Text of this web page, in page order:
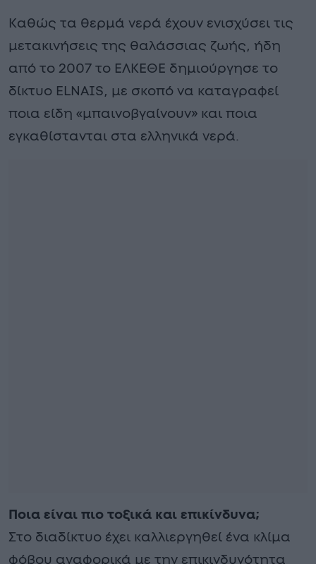
Καθώς τα θερμά νερά έχουν ενισχύσει τις
μετακινήσεις της θαλάσσιας ζωής, ήδη
από το 2007 το ΕΛΚΕΘΕ δημιούργησε το
δίκτυο ELNAIS, με σκοπό να καταγραφεί
ποια είδη «μπαινοβγαίνουν» και ποια
εγκαθίστανται στα ελληνικά νερά.
Ποια είναι πιο τοξικά και επικίνδυνα;
Στο διαδίκτυο έχει καλλιεργηθεί ένα κλίμα
φόβου αναφορικά με την επικινδυνότητα